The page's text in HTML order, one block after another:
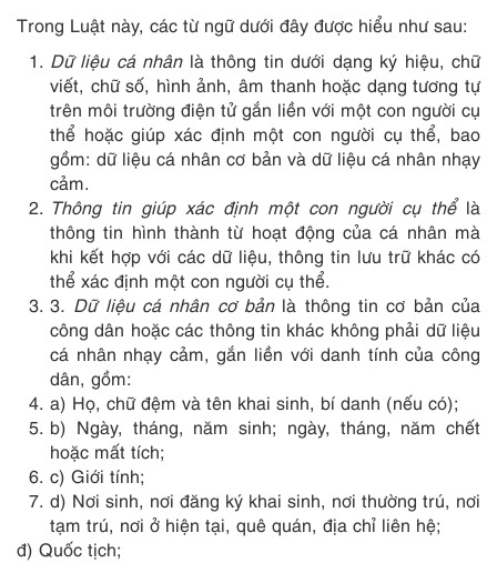
Trong Luật này, các từ ngữ dưới đây được hiểu như sau:
Dữ liệu cá nhânlà thông tin dưới dạng ký hiệu, chữ
viết, chữ số, hình ảnh, âm thanh hoặc dạng tương tự
trên môi trường điện tử gắn liền với một con người cụ
thể hoặc giúp xác định một con người cụ thể, bao
gồm: dữ liệu cá nhân cơ bản và dữ liệu cá nhân nhạy
cảm.
Thông tin giúp xác định một con người cụ thểlà
thông tin hình thành từ hoạt động của cá nhân mà
khi kết hợp với các dữ liệu, thông tin lưu trữ khác có
thể xác định một con người cụ thể.
3. Dữ liệu cá nhân cơ bảnlà thông tin cơ bản của
công dân hoặc các thông tin khác không phải dữ liệu
cá nhân nhạy cảm, gắn liền với danh tính của công
dân, gồm:
a) Họ, chữ đệm và tên khai sinh, bí danh (nếu có);
b) Ngày, tháng, năm sinh; ngày, tháng, năm chết
hoặc mất tích;
c) Giới tính;
d) Nơi sinh, nơi đăng ký khai sinh, nơi thường trú, nơi
tạm trú, nơi ở hiện tại, quê quán, địa chỉ liên hệ;
đ) Quốc tịch;